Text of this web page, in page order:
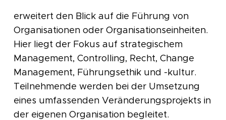
erweitert den Blick auf die Führung von
Organisationen oder Organisationseinheiten.
Hier liegt der Fokus auf strategischem
Management, Controlling, Recht, Change
Management, Führungsethik und -kultur.
Teilnehmende werden bei der Umsetzung
eines umfassenden Veränderungsprojekts in
der eigenen Organisation begleitet.